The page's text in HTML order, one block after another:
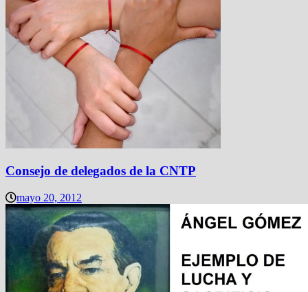
Consejo de delegados de la CNTP
mayo 20, 2012